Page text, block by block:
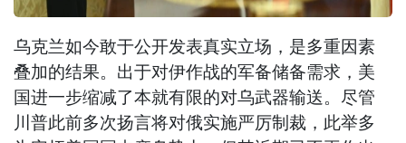
乌克兰如今敢于公开发表真实立场，是多重因素
叠加的结果。出于对伊作战的军备储备需求，美
国进一步缩减了本就有限的对乌武器输送。尽管
川普此前多次扬言将对俄实施严厉制裁，此举多